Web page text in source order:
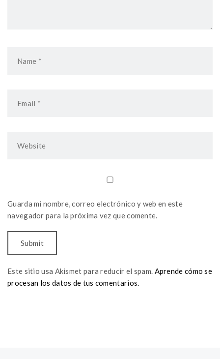
Guarda mi nombre, correo electrónico y web en este
navegador para la próxima vez que comente.
Este sitio usa Akismet para reducir el spam. Aprende cómo se
procesan los datos de tus comentarios.